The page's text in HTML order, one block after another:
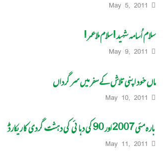
May 5, 2011
سلام اُسامہ شہید! سلام ملاعمر!
May 9, 2011
ماں خود اپنی تلاش کے سفر میں سرگرداں
May 10, 2011
بارہ مئی 2007 اور 90کی دہائی کی دہشت گردی کا ریکارڈ
May 11, 2011